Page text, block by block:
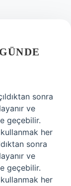
sonra
ve
geçebilir.
her
sonra
ve
geçebilir.
her